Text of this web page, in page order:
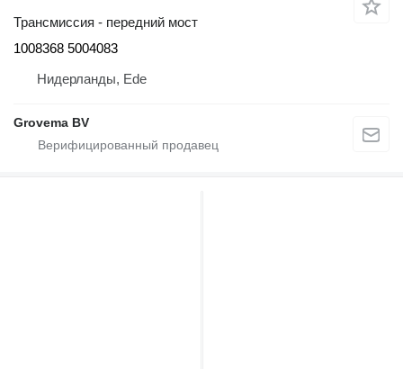
Трансмиссия - передний мост
1008368 5004083
Нидерланды, Ede
Grovema BV